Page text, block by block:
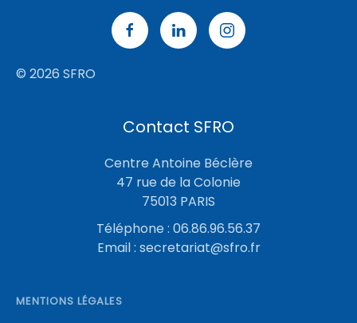
© 2026 SFRO
Contact SFRO
Centre Antoine Béclère
47 rue de la Colonie
75013 PARIS
Téléphone : 06.86.96.56.37
Email : secretariat@sfro.fr
MENTIONS LÉGALES